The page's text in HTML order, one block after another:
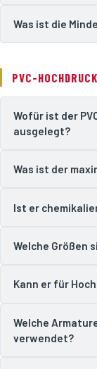
Was ist die
PVC-
Wofür ist der
ausgelegt?
Was ist der
Ist er
Welche Größen
Kann er für
Welche
verwendet?